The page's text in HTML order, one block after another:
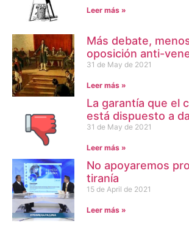
Leer más »
Más debate,
oposición anti-
31 de May de 2021
Leer más »
La garantía que el
está dispuesto a
31 de May de 2021
Leer más »
No apoyaremos
tiranía
15 de April de 2021
Leer más »